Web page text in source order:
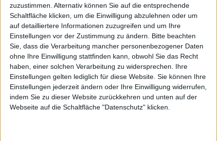
zuzustimmen. Alternativ können Sie auf die entsprechende
Schaltfläche klicken, um die Einwilligung abzulehnen oder um
auf detailliertere Informationen zuzugreifen und um Ihre
Einstellungen vor der Zustimmung zu ändern.
Bitte beachten
Sie, dass die Verarbeitung mancher personenbezogener Daten
ohne Ihre Einwilligung stattfinden kann, obwohl Sie das Recht
haben, einer solchen Verarbeitung zu widersprechen. Ihre
Einstellungen gelten lediglich für diese Website. Sie können Ihre
Einstellungen jederzeit ändern oder Ihre Einwilligung widerrufen,
indem Sie zu dieser Website zurückkehren und unten auf der
Webseite auf die Schaltfläche "Datenschutz" klicken.
späteren Zeitpunkt vorgesehen, wurde nun aber doch
schon heute veröffentlicht. Ob der Stromverbrauch
verbessert wurde, können wir euch noch nicht sagen,
empfehlen aber denjenigen, die Probleme mit dem
Akku seit iOS 4.3 hatten, ihr iOS-Device
wiederherzustellen. Dies hat zwar nicht ganz das 4.2-
Niveau wieder hergestellt, aber die Lage erheblich
verbessert.